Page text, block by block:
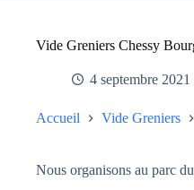
Vide Greniers Chessy
4 septembre 2021
Accueil Vide Greniers
Nous organisons au parc